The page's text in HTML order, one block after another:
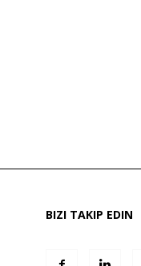
BIZI TAKIP EDIN